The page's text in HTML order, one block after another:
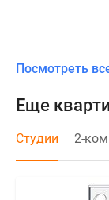
Посмотреть
Еще
Студии 2-